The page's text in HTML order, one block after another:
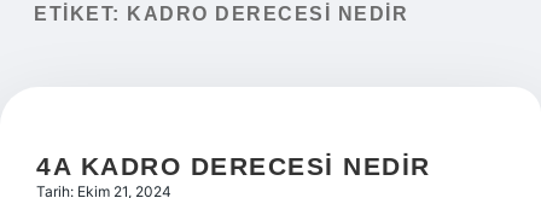
Yasal Uyarı
ETIKET: KADRO DERECESI NEDIR
4A KADRO DERECESI NEDIR
Tarih: Ekim 21, 2024